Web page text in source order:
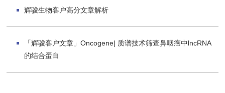
辉骏生物客户高分文章解析
「辉骏客户文章」Oncogene| 质谱技术筛查鼻咽癌中lncRNA
的结合蛋白